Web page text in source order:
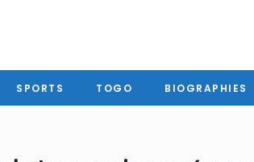
SPORTS TOGO BIOGRAPHIES